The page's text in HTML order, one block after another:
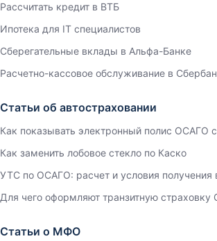
Рассчитать кредит в ВТБ
Ипотека для IT специалистов
Сберегательные вклады в Альфа-Банке
Расчетно-кассовое обслуживание в
Статьи об автостраховании
Как показывать электронный полис ОСАГО
Как заменить лобовое стекло по Каско
УТС по ОСАГО: расчет и условия получения
Для чего оформляют транзитную
Статьи о МФО